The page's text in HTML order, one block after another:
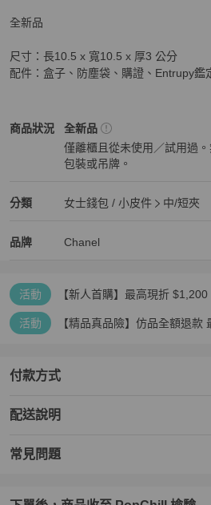
全新品
尺寸：長10.5 x 寬10.5 x 厚3 公分
配件：盒子、防塵袋、購證、Entrupy鑑
商品狀況
Chanel女士錢包 / 小皮件
全新品
僅離櫃且從未使用／試用過
包裝或吊牌。
分類
Chanel 女士錢包 / 小皮件分類資訊
女士錢包 / 小皮件
中/短夾
品牌
Chanel 精品女士錢包 / 小皮件
Chanel
Chanel 推薦清單
活動 【新人首購】最高現折 $1,200
活動 【精品真品險】仿品全額退款
付款方式
配送說明
常見問題